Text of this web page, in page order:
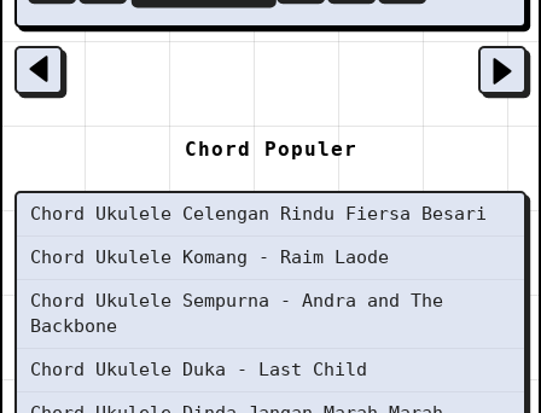
Chord Populer
Chord Ukulele Celengan Rindu Fiersa Besari
Chord Ukulele Komang - Raim Laode
Chord Ukulele Sempurna - Andra and The
Backbone
Chord Ukulele Duka - Last Child